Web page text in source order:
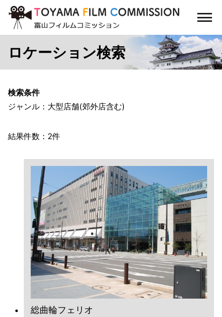
ニ
ュ
ー
ロケーション検索
検索条件
ジャンル：大型店舗(郊外店含む)
結果件数：2件
総曲輪フェリオ